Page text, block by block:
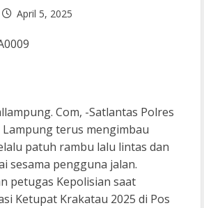
April 5, 2025
Com, -Satlantas Polres
Lampung terus mengimbau
patuh rambu lalu lintas dan
sesama pengguna jalan.
petugas Kepolisian saat
Ketupat Krakatau 2025 di Pos